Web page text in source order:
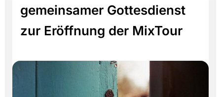
gemeinsamer Gottesdienst
zur Eröffnung der MixTour